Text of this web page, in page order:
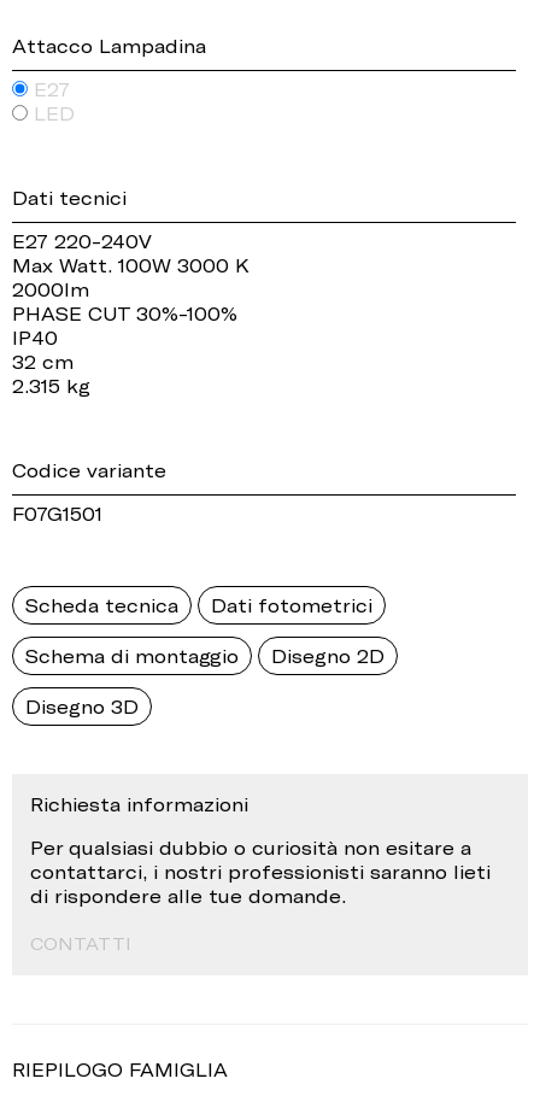
Attacco Lampadina
E27
LED
Dati tecnici
E27 220-240V
Max Watt. 100W 3000 K
2000lm
PHASE CUT 30%-100%
IP40
32 cm
2.315 kg
Codice variante
F07G1501
Scheda tecnica Dati fotometrici
Schema di montaggio Disegno 2D
Disegno 3D
Richiesta informazioni
Per qualsiasi dubbio o curiosità non esitare a
contattarci, i nostri professionisti saranno lieti
di rispondere alle tue domande.
CONTATTI
RIEPILOGO FAMIGLIA